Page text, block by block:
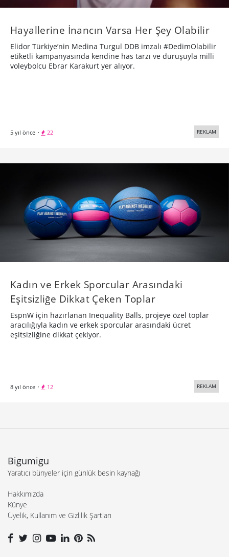
Hayallerine İnancın Varsa Her Şey Olabilir
Elidor Türkiye’nin Medina Turgul DDB imzalı #DedimOlabilir
etiketli kampanyasında kendine has tarzı ve duruşuyla milli
voleybolcu Ebrar Karakurt yer alıyor.
5 yıl önce · 22 REKLAM
Kadın ve Erkek Sporcular Arasındaki
Eşitsizliğe Dikkat Çeken Toplar
EspnW için hazırlanan Inequality Balls, projeye özel toplar
aracılığıyla kadın ve erkek sporcular arasındaki ücret
eşitsizliğine dikkat çekiyor.
8 yıl önce · 12 REKLAM
Bigumigu
Yaratıcı bünyeler için günlük besin kaynağı
Hakkımızda
Künye
Üyelik, Kullanım ve Gizlilik Şartları